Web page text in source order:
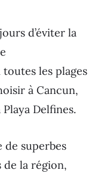
d’éviter la
les plages
à Cancun,
Delfines.
de superbes
la région,